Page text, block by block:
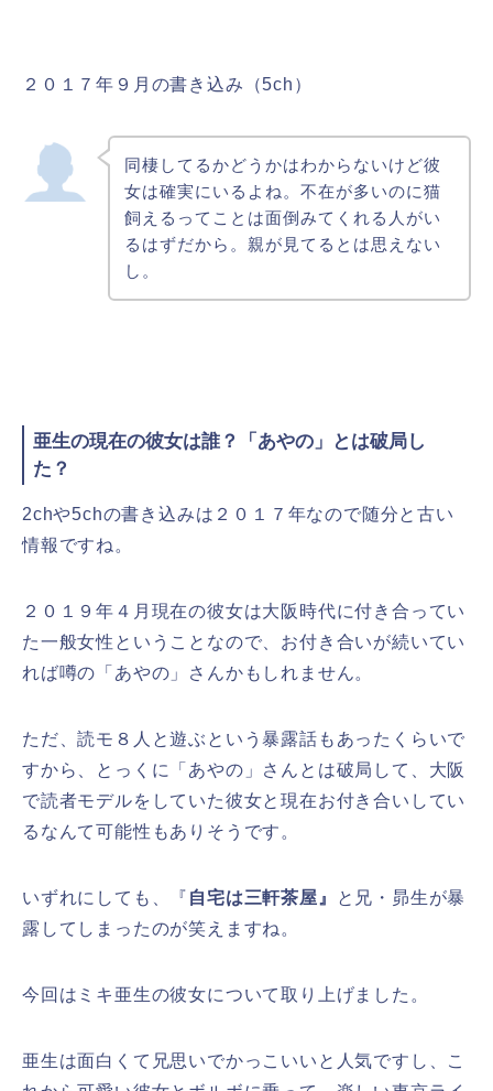
２０１７年９月の書き込み（5ch）
同棲してるかどうかはわからないけど彼
女は確実にいるよね。不在が多いのに猫
飼えるってことは面倒みてくれる人がい
るはずだから。親が見てるとは思えない
し。
亜生の現在の彼女は誰？「あやの」とは破局し
た？
2chや5chの書き込みは２０１７年なので随分と古い
情報ですね。
２０１９年４月現在の彼女は大阪時代に付き合ってい
た一般女性ということなので、お付き合いが続いてい
れば噂の「あやの」さんかもしれません。
ただ、読モ８人と遊ぶという暴露話もあったくらいで
すから、とっくに「あやの」さんとは破局して、大阪
で読者モデルをしていた彼女と現在お付き合いしてい
るなんて可能性もありそうです。
いずれにしても、『 自宅は三軒茶屋』
と兄・昴生が暴
露してしまったのが笑えますね。
今回はミキ亜生の彼女について取り上げました。
亜生は面白くて兄思いでかっこいいと人気ですし、こ